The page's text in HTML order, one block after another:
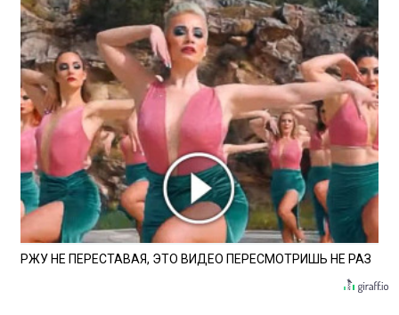
РЖУ НЕ ПЕРЕСТАВАЯ, ЭТО ВИДЕО ПЕРЕСМОТРИШЬ НЕ РАЗ